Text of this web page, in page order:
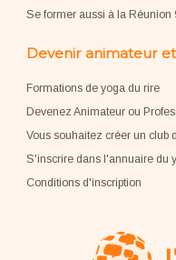
Se former aussi à la Réunion
Devenir animateur
Formations de yoga du rire
Devenez Animateur ou
Vous souhaitez créer un club
S'inscrire dans l'annuaire du
Conditions d'inscription